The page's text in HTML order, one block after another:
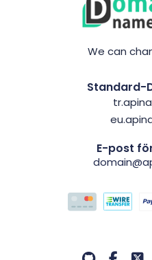
We can
Standard-
E-post